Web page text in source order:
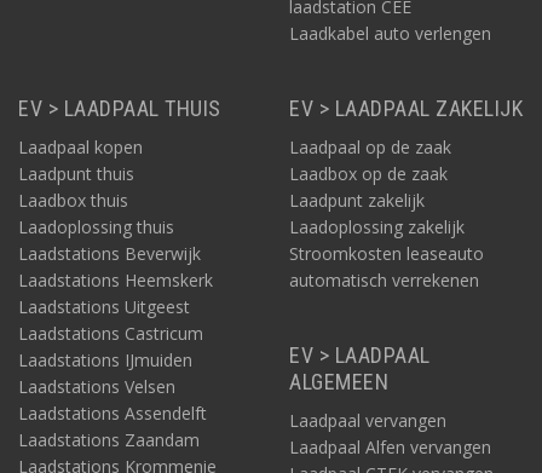
laadstation CEE
Laadkabel auto verlengen
EV > LAADPAAL THUIS
Laadpaal kopen
Laadpunt thuis
Laadbox thuis
Laadoplossing thuis
Laadstations Beverwijk
Laadstations Heemskerk
Laadstations Uitgeest
Laadstations Castricum
Laadstations IJmuiden
Laadstations Velsen
Laadstations Assendelft
Laadstations Zaandam
Laadstations Krommenie
EV > LAADPAAL ZAKELIJK
Laadpaal op de zaak
Laadbox op de zaak
Laadpunt zakelijk
Laadoplossing zakelijk
Stroomkosten leaseauto
automatisch verrekenen
EV > LAADPAAL
ALGEMEEN
Laadpaal vervangen
Laadpaal Alfen vervangen